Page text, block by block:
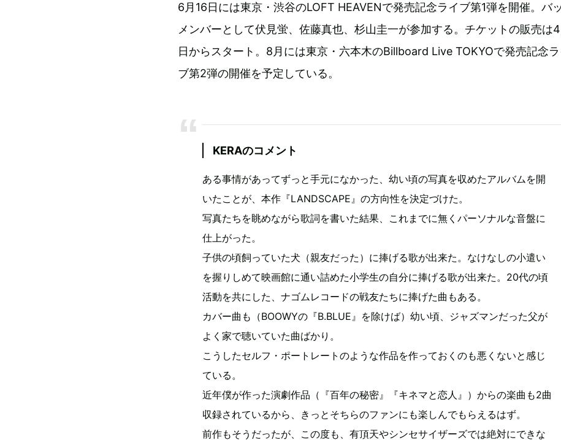
6月16日には東京・渋谷のLOFT HEAVENで発売記念ライブ第1弾を開催。バ
メンバーとして伏見蛍、佐藤真也、杉山圭一が参加する。チケットの販売は
日からスタート。8月には東京・六本木のBillboard Live TOKYOで発売記念ラ
ブ第2弾の開催を予定している。
KERAのコメント
ある事情があってずっと手元になかった、幼い頃の写真を収めたアルバムを開
いたことが、本作『LANDSCAPE』の方向性を決定づけた。
写真たちを眺めながら歌詞を書いた結果、これまでに無くパーソナルな音盤に
仕上がった。
子供の頃飼っていた犬（親友だった）に捧げる歌が出来た。なけなしの小遣い
を握りしめて映画館に通い詰めた小学生の自分に捧げる歌が出来た。20代の頃
活動を共にした、ナゴムレコードの戦友たちに捧げた曲もある。
カバー曲も（BOOWYの『B.BLUE』を除けば）幼い頃、ジャズマンだった父が
よく家で聴いていた曲ばかり。
こうしたセルフ・ポートレートのような作品を作っておくのも悪くないと感じ
ている。
近年僕が作った演劇作品（『百年の秘密』『キネマと恋人』）からの楽曲も2曲
収録されているから、きっとそちらのファンにも楽しんでもらえるはず。
前作もそうだったが、この度も、有頂天やシンセサイザーズでは絶対にできな